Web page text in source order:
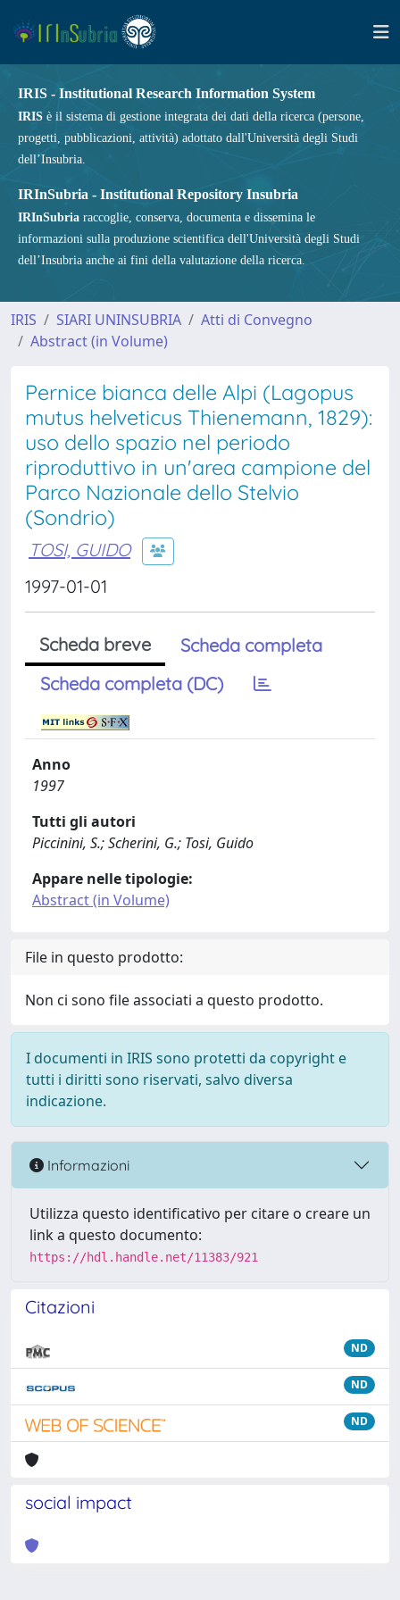
IRIS - Institutional Research Information System
IRIS è il sistema di gestione integrata dei dati della ricerca (persone,
progetti, pubblicazioni, attività) adottato dall'Università degli Studi
dell’Insubria.
IRInSubria - Institutional Repository Insubria
IRInSubria raccoglie, conserva, documenta e dissemina le
informazioni sulla produzione scientifica dell'Università degli Studi
dell’Insubria anche ai fini della valutazione della ricerca.
IRIS SIARI UNINSUBRIA
Atti di Convegno
Abstract (in Volume)
Pernice bianca delle Alpi (Lagopus
mutus helveticus Thienemann, 1829):
uso dello spazio nel periodo
riproduttivo in un'area campione del
Parco Nazionale dello Stelvio
(Sondrio)
TOSI, GUIDO
1997-01-01
Scheda breve
Scheda completa
Scheda completa (DC)
Anno
1997
Tutti gli autori
Piccinini, S.; Scherini, G.; Tosi, Guido
Appare nelle tipologie:
Abstract (in Volume)
File in questo prodotto:
Non ci sono file associati a questo prodotto.
I documenti in IRIS sono protetti da copyright e
tutti i diritti sono riservati, salvo diversa
indicazione.
Informazioni
Utilizza questo identificativo per citare o creare un
link a questo documento:
https://hdl.handle.net/11383/921
Citazioni
ND
ND
ND
social impact